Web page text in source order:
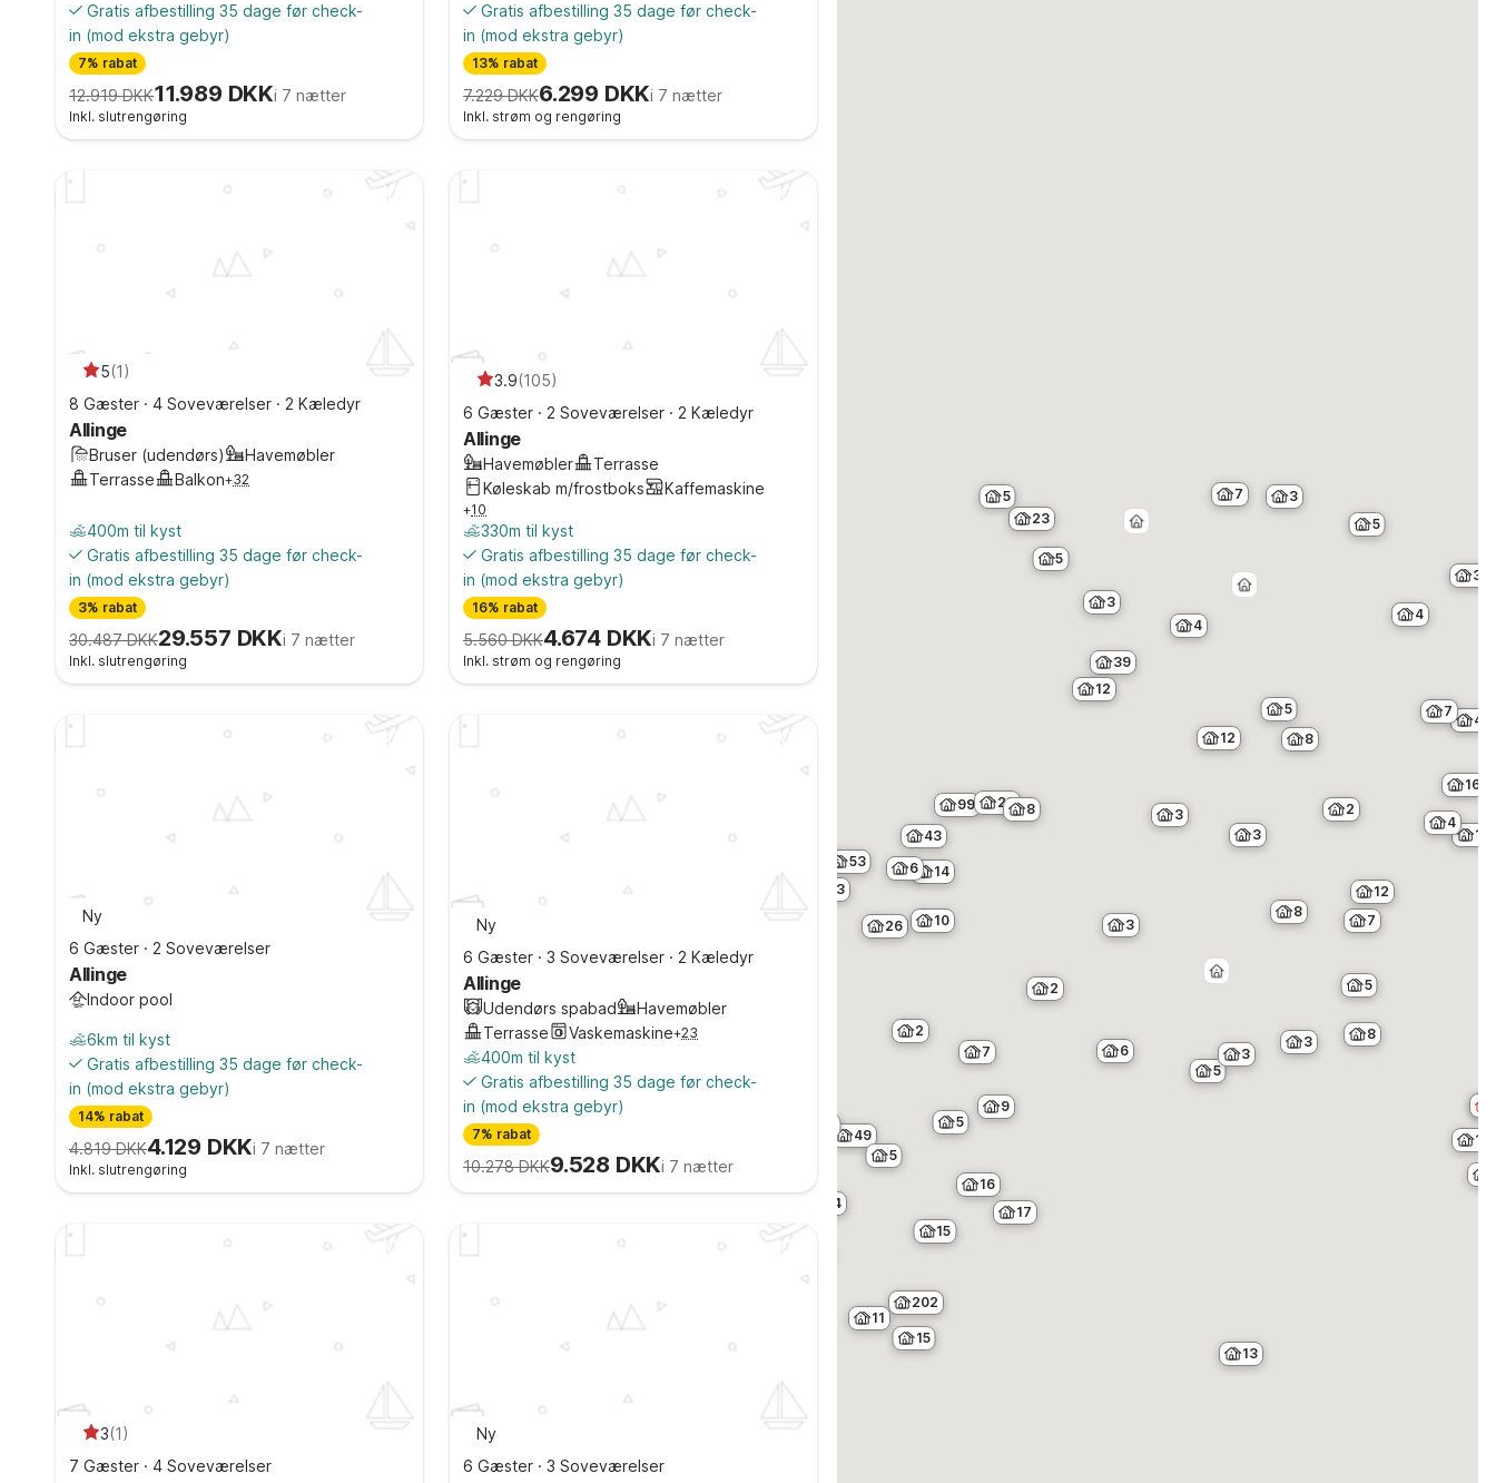
Gratis afbestilling 35 dage før check-
in (mod ekstra gebyr)
7% rabat
12.919 DKK11.989 DKKi 7 nætter
Inkl. slutrengøring
Gratis afbestilling 35 dage før check-
in (mod ekstra gebyr)
13% rabat
7.229 DKK6.299 DKKi 7 nætter
Inkl. strøm og rengøring
5(1)
8 Gæster · 4 Soveværelser · 2 Kæledyr
Allinge
Bruser (udendørs)
Havemøbler
Terrasse
Balkon+32
400m til kyst
Gratis afbestilling 35 dage før check-
in (mod ekstra gebyr)
3% rabat
30.487 DKK29.557 DKKi 7 nætter
Inkl. slutrengøring
3.9(105)
6 Gæster · 2 Soveværelser · 2 Kæledyr
Allinge
Havemøbler
Terrasse
Køleskab m/frostboks
Kaffemaskine
+10
330m til kyst
Gratis afbestilling 35 dage før check-
in (mod ekstra gebyr)
16% rabat
5.560 DKK4.674 DKKi 7 nætter
Inkl. strøm og rengøring
Ny
6 Gæster · 2 Soveværelser
Allinge
Indoor pool
6km til kyst
Gratis afbestilling 35 dage før check-
in (mod ekstra gebyr)
14% rabat
4.819 DKK4.129 DKKi 7 nætter
Inkl. slutrengøring
Ny
6 Gæster · 3 Soveværelser · 2 Kæledyr
Allinge
Udendørs spabad
Havemøbler
Terrasse
Vaskemaskine+23
400m til kyst
Gratis afbestilling 35 dage før check-
in (mod ekstra gebyr)
7% rabat
10.278 DKK9.528 DKKi 7 nætter
3(1)
7 Gæster · 4 Soveværelser
Ny
6 Gæster · 3 Soveværelser
202
99
49
39
53
43
29
33
13
23
17
15
11
16
15
13
9
14
19
16
26
6
7
5
10
12
6
5
7
8
12
5
8
4
4
7
8
5
5
3
8
5
3
3
3
12
3
2
5
2
5
4
4
4
7
3
3
3 2